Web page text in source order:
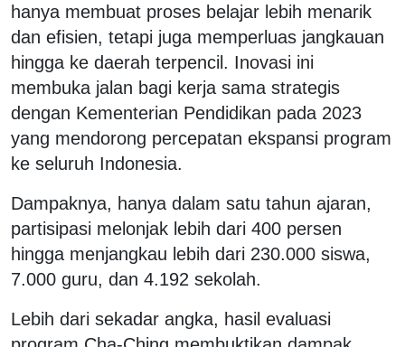
hanya membuat proses belajar lebih menarik
dan efisien, tetapi juga memperluas jangkauan
hingga ke daerah terpencil. Inovasi ini
membuka jalan bagi kerja sama strategis
dengan Kementerian Pendidikan pada 2023
yang mendorong percepatan ekspansi program
ke seluruh Indonesia.
Dampaknya, hanya dalam satu tahun ajaran,
partisipasi melonjak lebih dari 400 persen
hingga menjangkau lebih dari 230.000 siswa,
7.000 guru, dan 4.192 sekolah.
Lebih dari sekadar angka, hasil evaluasi